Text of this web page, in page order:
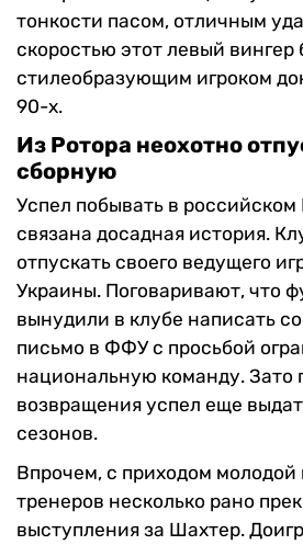
тонкости пасом, отличным
скоростью этот левый вингер
стилеобразующим игроком
90-х.
Из Ротора неохотно
сборную
Успел побывать в российском
связана досадная история.
отпускать своего ведущего
Украины. Поговаривают, что
вынудили в клубе написать
письмо в ФФУ с просьбой
национальную команду. Зато
возвращения успел еще
сезонов.
Впрочем, с приходом молодой
тренеров несколько рано
выступления за Шахтер.